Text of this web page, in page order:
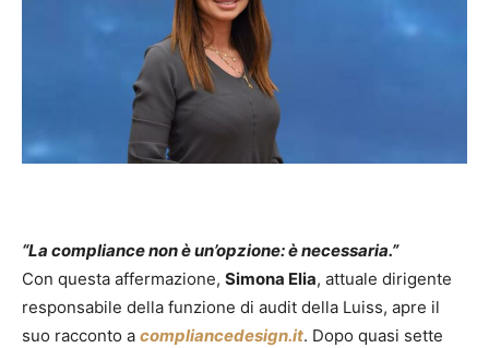
“La compliance non è un’opzione: è necessaria.”
Con questa affermazione, Simona Elia, attuale dirigente
responsabile della funzione di audit della Luiss, apre il
suo racconto a compliancedesign.it. Dopo quasi sette